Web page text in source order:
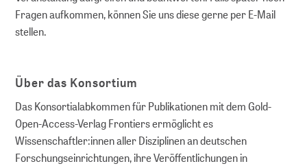
Fragen aufkommen, können Sie uns diese gerne per E-Mail
stellen.
Über das Konsortium
Das Konsortialabkommen für Publikationen mit dem Gold-
Open-Access-Verlag Frontiers ermöglicht es
Wissenschaftler:innen aller Disziplinen an deutschen
Forschungseinrichtungen, ihre Veröffentlichungen in